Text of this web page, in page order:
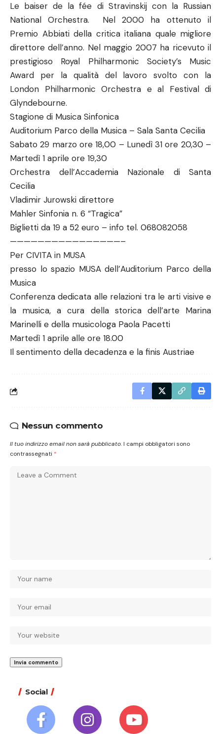
Le baiser de la fée di Stravinskij con la Russian
National Orchestra. Nel 2000 ha ottenuto il
Premio Abbiati della critica italiana quale migliore
direttore dell’anno. Nel maggio 2007 ha ricevuto il
prestigioso Royal Philharmonic Society’s Music
Award per la qualità del lavoro svolto con la
London Philharmonic Orchestra e al Festival di
Glyndebourne.
Stagione di Musica Sinfonica
Auditorium Parco della Musica – Sala Santa Cecilia
Sabato 29 marzo ore 18,00 – Lunedì 31 ore 20,30 –
Martedì 1 aprile ore 19,30
Orchestra dell’Accademia Nazionale di Santa
Cecilia
Vladimir Jurowski direttore
Mahler Sinfonia n. 6 “Tragica”
Biglietti da 19 a 52 euro – info tel. 068082058
————————————————–
Per CIVITA in MUSA
presso lo spazio MUSA dell’Auditorium Parco della
Musica
Conferenza dedicata alle relazioni tra le arti visive e
la musica, a cura della storica dell’arte Marina
Marinelli e della musicologa Paola Pacetti
Martedì 1 aprile alle ore 18.00
Il sentimento della decadenza e la finis Austriae
Nessun commento
Il tuo indirizzo email non sarà pubblicato. I campi obbligatori sono
contrassegnati *
Social